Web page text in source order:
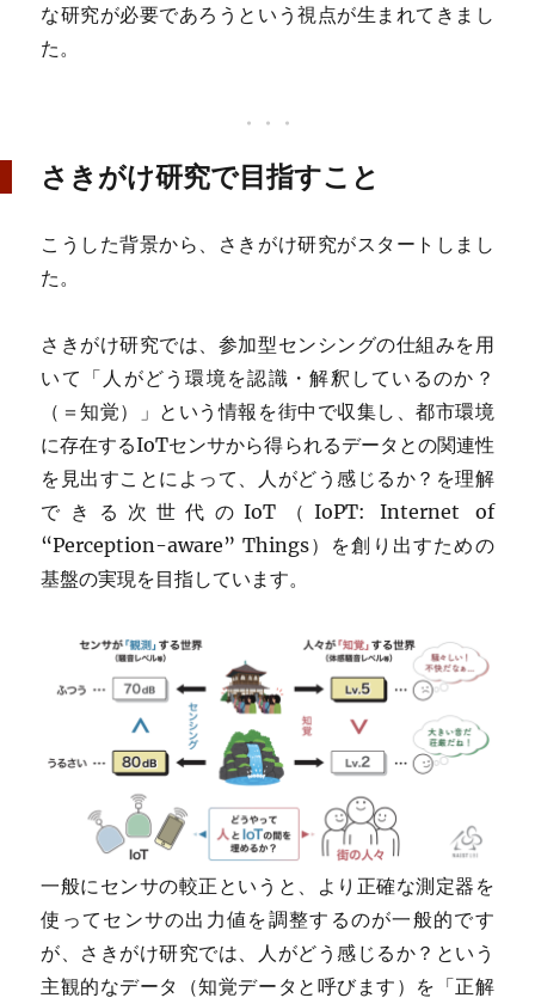
な研究が必要であろうという視点が生まれてきまし
た。
さきがけ研究で目指すこと
こうした背景から、さきがけ研究がスタートしまし
た。
さきがけ研究では、参加型センシングの仕組みを用
いて「人がどう環境を認識・解釈しているのか？
（＝知覚）」という情報を街中で収集し、都市環境
に存在するIoTセンサから得られるデータとの関連性
を見出すことによって、人がどう感じるか？を理解
できる次世代のIoT（IoPT: Internet of
“Perception-aware” Things）を創り出すための
基盤の実現を目指しています。
一般にセンサの較正というと、より正確な測定器を
使ってセンサの出力値を調整するのが一般的です
が、さきがけ研究では、人がどう感じるか？という
主観的なデータ（知覚データと呼びます）を「正解